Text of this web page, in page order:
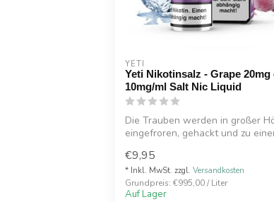
YETI
Yeti Nikotinsalz - Grape 20mg
10mg/ml Salt Nic Liquid
Die Trauben werden in großer
eingefroren, gehackt und zu
€9,95
* Inkl. MwSt. zzgl. Versandkosten
Grundpreis: €995,00 / Liter
Auf Lager